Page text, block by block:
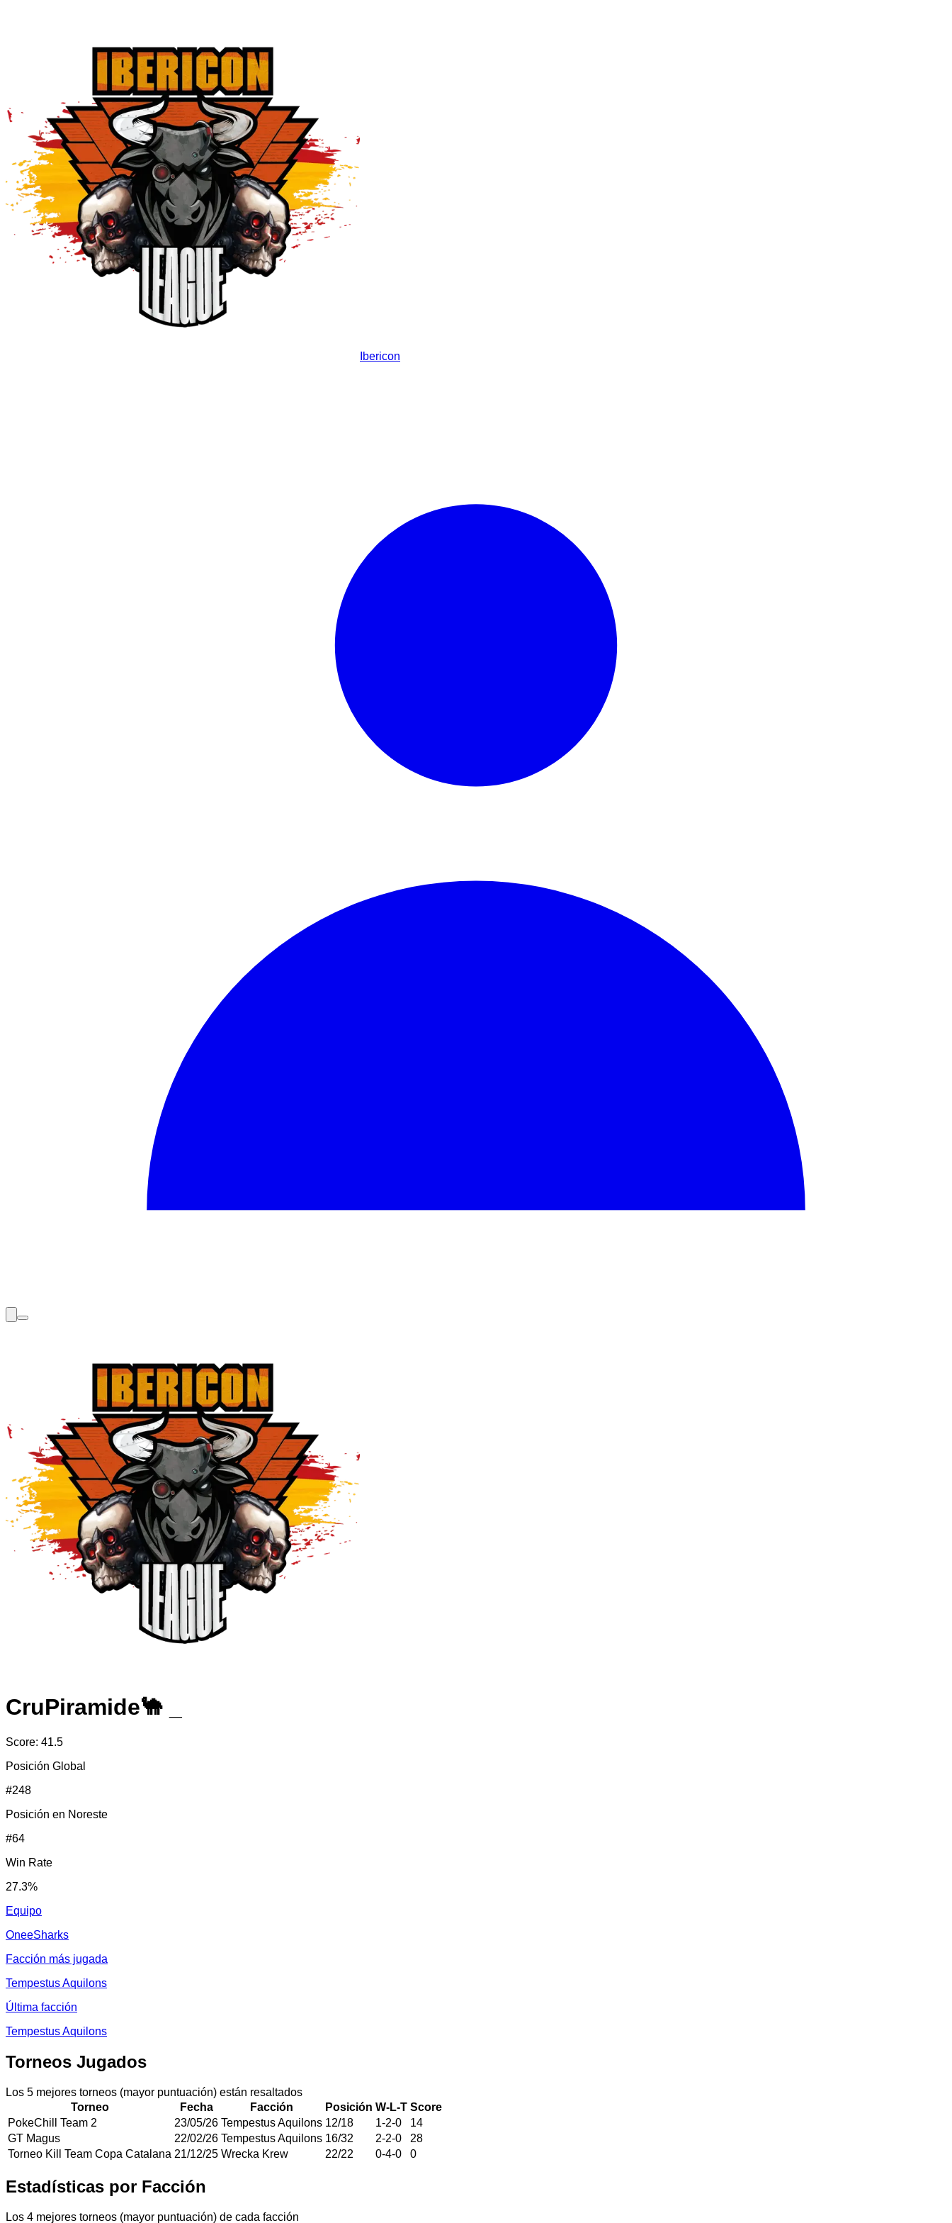
Ibericon
CruPiramide🐪 _
Score: 41.5
Posición Global
#248
Posición en Noreste
#64
Win Rate
27.3%
Equipo
OneeSharks
Facción más jugada
Tempestus Aquilons
Última facción
Tempestus Aquilons
Torneos Jugados
Los 5 mejores torneos (mayor puntuación) están resaltados
Torneo
Fecha Facción Posición W-L-T Score
PokeChill Team 2
23/05/26 Tempestus Aquilons 12/18 1-2-0
14
GT Magus
22/02/26 Tempestus Aquilons 16/32 2-2-0
28
Torneo Kill Team Copa Catalana 21/12/25 Wrecka Krew 22/22 0-4-0 0
Estadísticas por Facción
Los 4 mejores torneos (mayor puntuación) de cada facción